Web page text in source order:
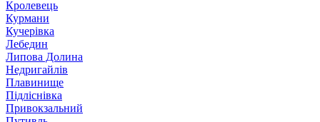
Кролевець
Курмани
Кучерівка
Лебедин
Липова Долина
Недригайлів
Плавинище
Підліснівка
Привокзальний